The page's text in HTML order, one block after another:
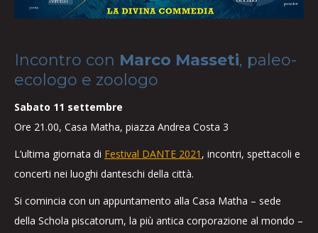
Incontro con Marco Masseti, paleo-
ecologo e zoologo
Sabato 11 settembre
Ore 21.00, Casa Matha, piazza Andrea Costa 3
L’ultima giornata di Festival DANTE 2021 , incontri, spettacoli e
concerti nei luoghi danteschi della città.
Si comincia con un appuntamento alla Casa Matha – sede
della Schola piscatorum, la più antica corporazione al mondo –